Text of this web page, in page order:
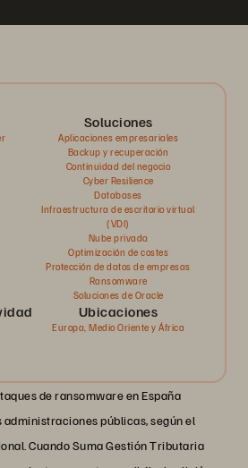
Soluciones
Aplicaciones empresariales
Backup y recuperación
Continuidad del negocio
Cyber Resilience
Databases
Infraestructura de escritorio virtual
(VDI)
Nube privada
Optimización de costes
Protección de datos de empresas
Ransomware
Soluciones de Oracle
Ubicaciones
Europa, Medio Oriente y África
de ransomware en España
públicas, según el
Cuando Suma Gestión Tributaria